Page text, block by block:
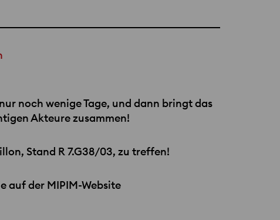
noch wenige Tage, und dann bringt das
Akteure zusammen!
Stand R 7.G38/03, zu treffen!
auf der MIPIM-Website